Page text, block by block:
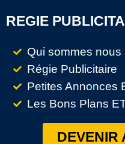
REGIE
Qui sommes nous
Régie Publicitaire
Petites Annonces
Les Bons Plans
DEVENIR